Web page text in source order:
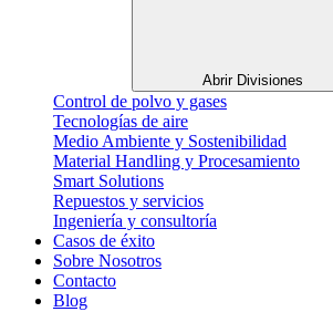
Abrir Divisiones
Control de polvo y gases
Tecnologías de aire
Medio Ambiente y Sostenibilidad
Material Handling y Procesamiento
Smart Solutions
Repuestos y servicios
Ingeniería y consultoría
Casos de éxito
Sobre Nosotros
Contacto
Blog